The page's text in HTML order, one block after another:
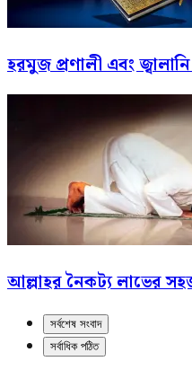
হরমুজ প্রণালী এবং
আল্লাহর নৈকট্য লাভের
সর্বশেষ সংবাদ
সর্বাধিক পঠিত